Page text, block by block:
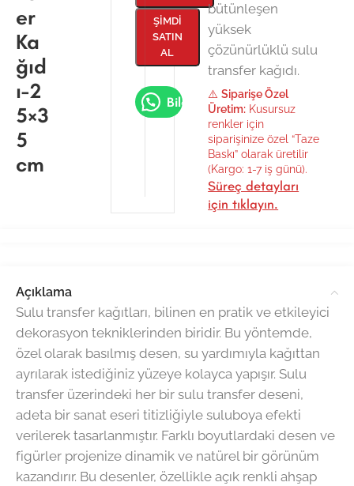
er
Ka
ğıd
ı-2
5×3
5
cm
ŞIMDI
SATIN
AL
Bilgi Al
bütünleşen
yüksek
çözünürlüklü sulu
transfer kağıdı.
⚠️Siparişe Özel
Üretim: Kusursuz
renkler için
siparişinize özel “Taze
Baskı” olarak üretilir
(Kargo: 1-7 iş günü).
Süreç detayları
için tıklayın.
Açıklama
Sulu transfer kağıtları, bilinen en pratik ve etkileyici
dekorasyon tekniklerinden biridir. Bu yöntemde,
özel olarak basılmış desen, su yardımıyla kağıttan
ayrılarak istediğiniz yüzeye kolayca yapışır. Sulu
transfer üzerindeki her bir sulu transfer deseni,
adeta bir sanat eseri titizliğiyle suluboya efekti
verilerek tasarlanmıştır. Farklı boyutlardaki desen ve
figürler projenize dinamik ve natürel bir görünüm
kazandırır. Bu desenler, özellikle açık renkli ahşap